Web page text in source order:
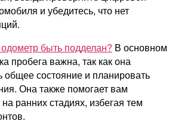
и убедитесь, что нет
быть подделан? В основном
пробега важна, так как она
общее состояние и планировать
Она также помогает вам
ранних стадиях, избегая тем